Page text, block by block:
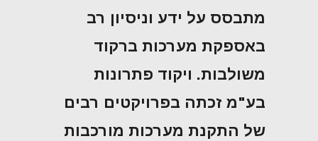
מתבסס על ידע וניסיון רב
באספקת מערכות ברקוד
משולבות. ויקוד פתרונות
בע"מ זכתה בפרויקטים רבים
של התקנת מערכות מורכבות